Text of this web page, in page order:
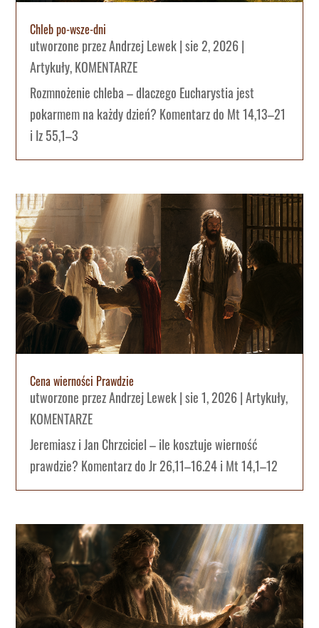
Chleb po-wsze-dni
utworzone przezAndrzej Lewek|sie 2, 2026|
Artykuły,KOMENTARZE
Rozmnożenie chleba – dlaczego Eucharystia jest
pokarmem na każdy dzień? Komentarz do Mt 14,13–21
i Iz 55,1–3
Cena wierności Prawdzie
utworzone przezAndrzej Lewek|sie 1, 2026|Artykuły,
KOMENTARZE
Jeremiasz i Jan Chrzciciel – ile kosztuje wierność
prawdzie? Komentarz do Jr 26,11–16.24 i Mt 14,1–12